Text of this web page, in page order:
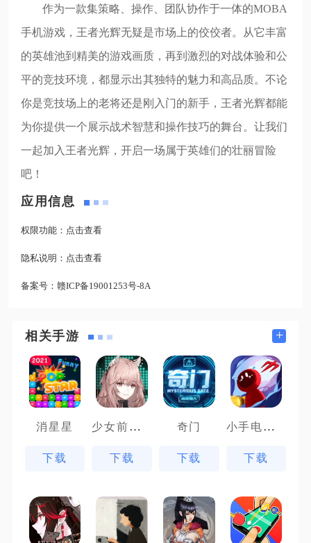
作为一款集策略、操作、团队协作于一体的MOBA
手机游戏，王者光辉无疑是市场上的佼佼者。从它丰富
的英雄池到精美的游戏画质，再到激烈的对战体验和公
平的竞技环境，都显示出其独特的魅力和高品质。不论
你是竞技场上的老将还是刚入门的新手，王者光辉都能
为你提供一个展示战术智慧和操作技巧的舞台。让我们
一起加入王者光辉，开启一场属于英雄们的壮丽冒险
吧！
应用信息
权限功能： 点击查看
隐私说明： 点击查看
备案号： 赣ICP备19001253号-8A
相关手游 +
消星星
下载
少女前线云图计划先锋服
下载
奇门
下载
小手电大派对
下载